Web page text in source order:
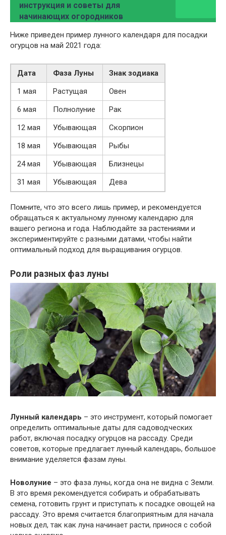
инструкция и советы для
начинающих огородников
Ниже приведен пример лунного календаря для посадки
огурцов на май 2021 года:
Дата Фаза Луны
Знак зодиака
1 мая
Растущая
Овен
6 мая
Полнолуние
Рак
12 мая
Убывающая
Скорпион
18 мая
Убывающая
Рыбы
24 мая
Убывающая
Близнецы
31 мая
Убывающая Дева
Помните, что это всего лишь пример, и рекомендуется
обращаться к актуальному лунному календарю для
вашего региона и года. Наблюдайте за растениями и
экспериментируйте с разными датами, чтобы найти
оптимальный подход для выращивания огурцов.
Роли разных фаз луны
Лунный календарь – это инструмент, который помогает
определить оптимальные даты для садоводческих
работ, включая посадку огурцов на рассаду. Среди
советов, которые предлагает лунный календарь, большое
внимание уделяется фазам луны.
Новолуние – это фаза луны, когда она не видна с Земли.
В это время рекомендуется собирать и обрабатывать
семена, готовить грунт и приступать к посадке овощей на
рассаду. Это время считается благоприятным для начала
новых дел, так как луна начинает расти, принося с собой